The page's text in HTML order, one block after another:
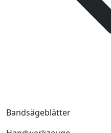
Bandsägeblätter